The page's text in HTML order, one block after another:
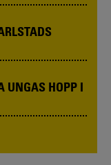
UNGAS HOPP I